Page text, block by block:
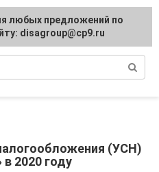
проблемы
(УСН)
2020 году
любых предложений по
disagroup@cp9.ru